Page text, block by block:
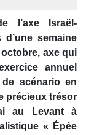
l’axe Israël-
semaine
axe qui
annuel
de scénario en
précieux trésor
au Levant à
« Épée